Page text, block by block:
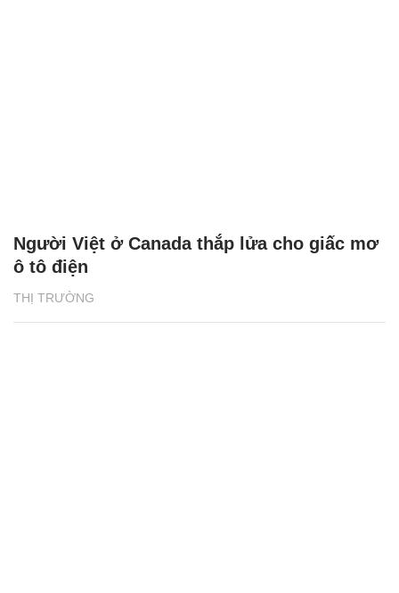
THỊ TRƯỜNG
Người Việt ở Canada thắp lửa cho giấc mơ
ô tô điện